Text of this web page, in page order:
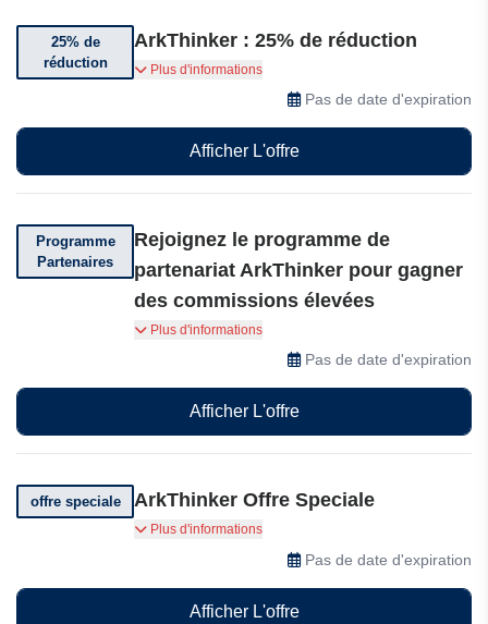
25% de
réduction
ArkThinker : 25% de réduction
Bénéficiez jusqu’à 25% de réduction sur une
Plus d'informations
Pas de date d'expiration
Afficher L'offre
Programme
Partenaires
Rejoignez le programme de
partenariat ArkThinker pour gagner
des commissions élevées
Rejoignez le programme de partenariat
ArkThinker pour gagner des commissions
élevées, accéder à des logiciels de qualité et
bénéficier d'un accompagnement personnalisé
pour développer votre activité.
Plus d'informations
Pas de date d'expiration
Afficher L'offre
offre speciale ArkThinker Offre Speciale
Obtenez des offres et des réductions
incroyables et exclusives ArkThinker
Plus d'informations
Pas de date d'expiration
Afficher L'offre